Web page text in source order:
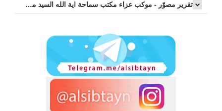
تقرير مصوّر - موكب عزاء مکتب سماحة اية الله السيد مرتضى الموسوي الاصفهاني في يوم إستشهاد السيدة فاطم...